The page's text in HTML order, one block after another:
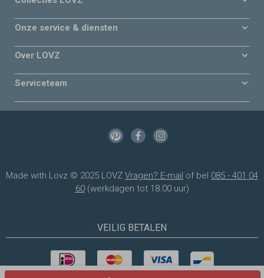
Onze service & diensten
Over LOVZ
Serviceteam
Made with Lovz © 2025 LOVZ Vragen? E-mail of bel 085 - 401 04
60(werkdagen tot 18.00 uur)
VEILIG BETALEN